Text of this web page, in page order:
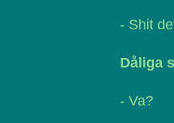
- Shit
Dåliga
- Va?